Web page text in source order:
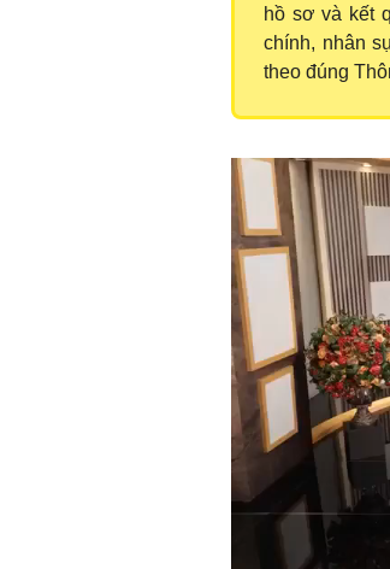
hồ sơ và kết
chính, nhân
theo đúng